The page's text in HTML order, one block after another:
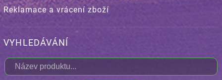
Reklamace a vrácení zboží
VYHLEDÁVÁNÍ